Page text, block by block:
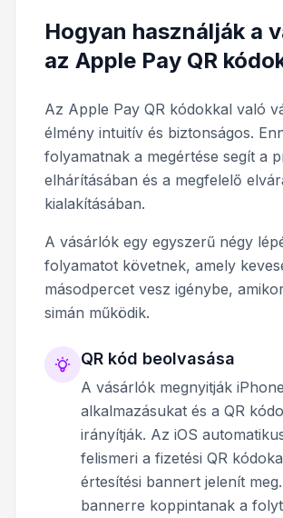
Hogyan használják a
az Apple Pay QR
Az Apple Pay QR kódokkal való
élmény intuitív és biztonságos.
folyamatnak a megértése segít a
elhárításában és a megfelelő
kialakításában.
A vásárlók egy egyszerű négy
folyamatot követnek, amely
másodpercet vesz igénybe,
simán működik.
QR kód beolvasása
A vásárlók megnyitják
alkalmazásukat és a QR
irányítják. Az iOS
felismeri a fizetési QR
értesítési bannert jelenít
bannerre koppintanak a